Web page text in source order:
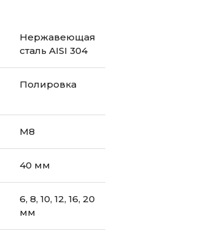
Нержавеющая
сталь AISI 304
Полировка
М8
40 мм
6, 8, 10, 12, 16, 20
мм